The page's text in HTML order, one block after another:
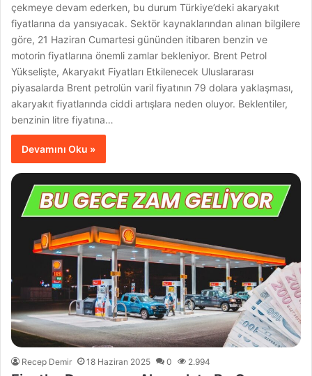
çekmeye devam ederken, bu durum Türkiye’deki akaryakıt
fiyatlarına da yansıyacak. Sektör kaynaklarından alınan bilgilere
göre, 21 Haziran Cumartesi gününden itibaren benzin ve
motorin fiyatlarına önemli zamlar bekleniyor. Brent Petrol
Yükselişte, Akaryakıt Fiyatları Etkilenecek Uluslararası
piyasalarda Brent petrolün varil fiyatının 79 dolara yaklaşması,
akaryakıt fiyatlarında ciddi artışlara neden oluyor. Beklentiler,
benzinin litre fiyatına…
Devamını Oku »
Recep Demir 18 Haziran 2025 0 2.994